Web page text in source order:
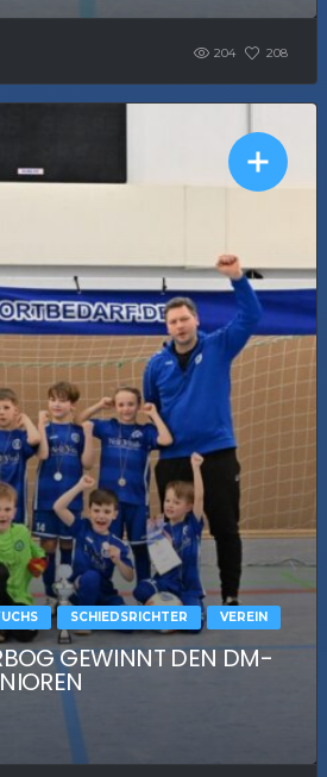
204 208
SCHIEDSRICHTER VEREIN
GEWINNT DEN DM-